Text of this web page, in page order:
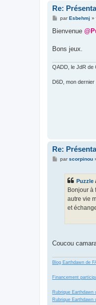
Re:
M
s
g
parEsbehmj »
Bienvenue
Bons jeux.
QADD, le JdR de
D6D, mon
Re:
Mparscorpinou
Puzzle
Bonjour à
autre vie
et
Coucou
Blog Earthdawn de
Financement
Rubrique Earthdawn
Rubrique Earthdawn